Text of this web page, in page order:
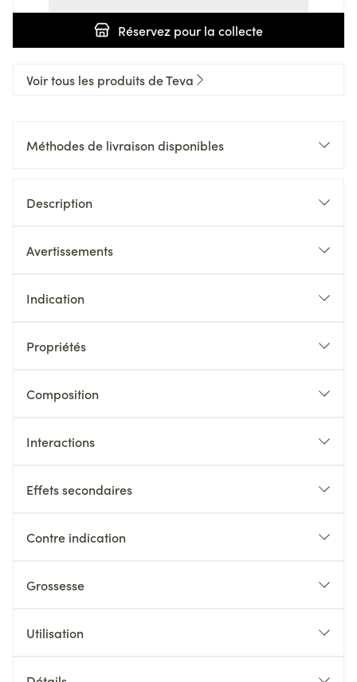
Réservez pour la collecte
Voir tous les produits de Teva
Méthodes de livraison disponibles
Description
Avertissements
Indication
Propriétés
Composition
Interactions
Effets secondaires
Contre indication
Grossesse
Utilisation